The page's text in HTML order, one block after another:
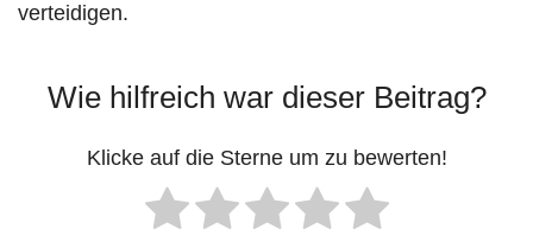
verteidigen.
Wie hilfreich war dieser Beitrag?
Klicke auf die Sterne um zu bewerten!